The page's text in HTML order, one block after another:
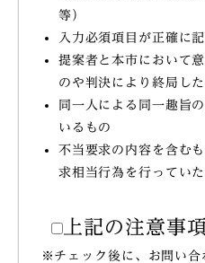
等）
入力必須項目が正確に
提案者と本市において
のや判決により終局し
同一人による同一趣旨
いるもの
不当要求の内容を含む
求相当行為を行ってい
上記の注意事
※チェック後に、お問い合